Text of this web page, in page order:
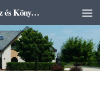
Tát Város Önkormányzat Kultúrház és Könyvtár